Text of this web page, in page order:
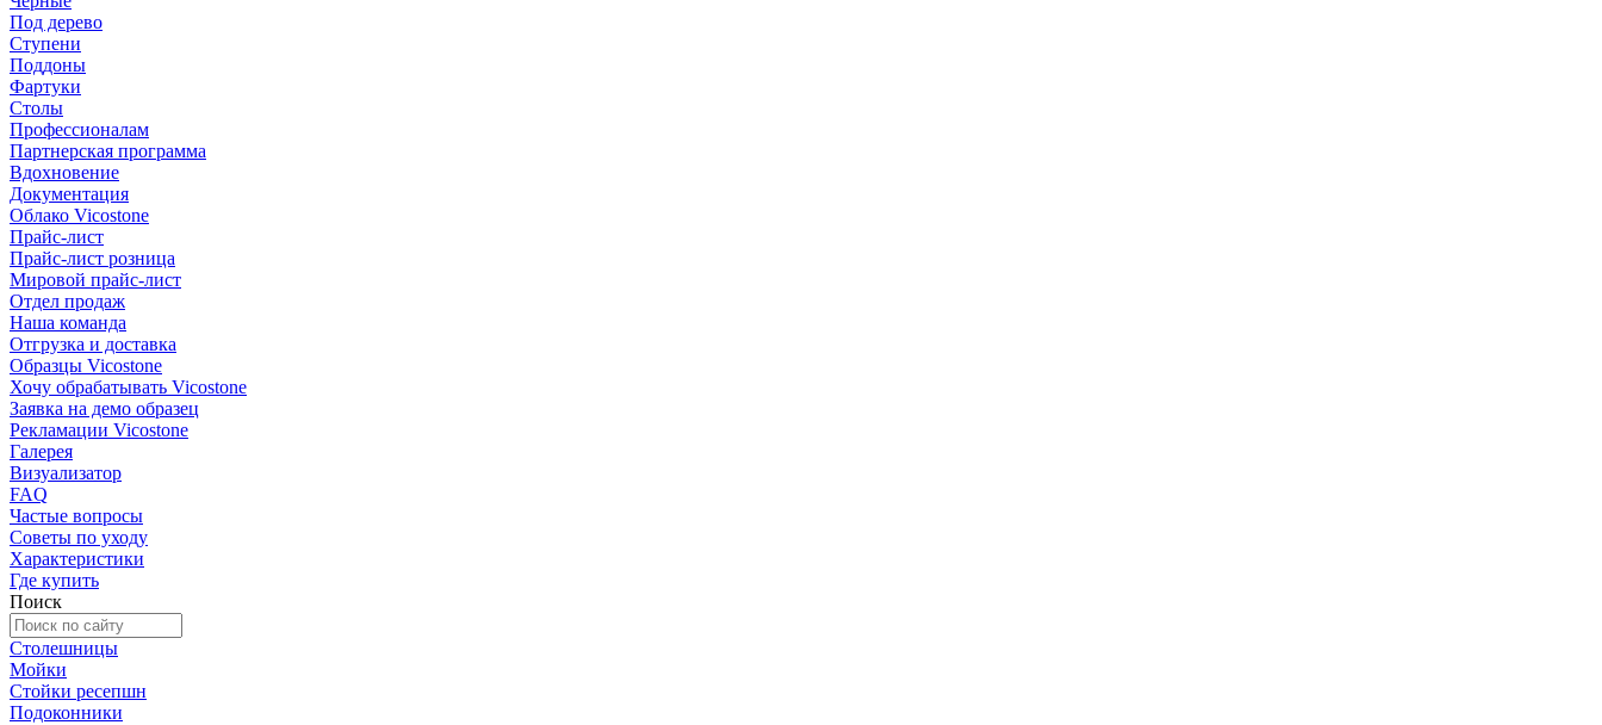
Под дерево
Ступени
Поддоны
Фартуки
Столы
Профессионалам
Партнерская программа
Вдохновение
Документация
Облако Vicostone
Прайс-лист
Прайс-лист розница
Мировой прайс-лист
Отдел продаж
Наша команда
Отгрузка и доставка
Образцы Vicostone
Хочу обрабатывать Vicostone
Заявка на демо образец
Рекламации Vicostone
Галерея
Визуализатор
FAQ
Частые вопросы
Советы по уходу
Характеристики
Где купить
Поиск
Столешницы
Мойки
Стойки ресепшн
Подоконники